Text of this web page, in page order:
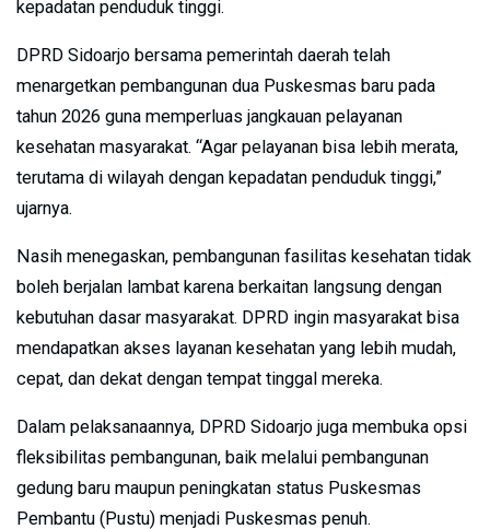
kepadatan penduduk tinggi.
DPRD Sidoarjo bersama pemerintah daerah telah
menargetkan pembangunan dua Puskesmas baru pada
tahun 2026 guna memperluas jangkauan pelayanan
kesehatan masyarakat. “Agar pelayanan bisa lebih merata,
terutama di wilayah dengan kepadatan penduduk tinggi,”
ujarnya.
Nasih menegaskan, pembangunan fasilitas kesehatan tidak
boleh berjalan lambat karena berkaitan langsung dengan
kebutuhan dasar masyarakat. DPRD ingin masyarakat bisa
mendapatkan akses layanan kesehatan yang lebih mudah,
cepat, dan dekat dengan tempat tinggal mereka.
Dalam pelaksanaannya, DPRD Sidoarjo juga membuka opsi
fleksibilitas pembangunan, baik melalui pembangunan
gedung baru maupun peningkatan status Puskesmas
Pembantu (Pustu) menjadi Puskesmas penuh.